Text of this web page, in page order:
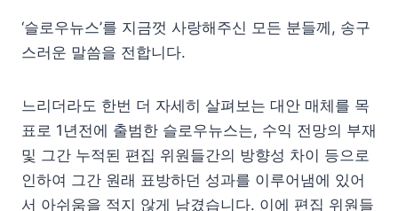
‘슬로우뉴스’를 지금껏 사랑해주신 모든 분들께, 송구
스러운 말씀을 전합니다.
느리더라도 한번 더 자세히 살펴보는 대안 매체를 목
표로 1년전에 출범한 슬로우뉴스는, 수익 전망의 부재
및 그간 누적된 편집 위원들간의 방향성 차이 등으로
인하여 그간 원래 표방하던 성과를 이루어냄에 있어
서 아쉬움을 적지 않게 남겼습니다. 이에 편집 위원들